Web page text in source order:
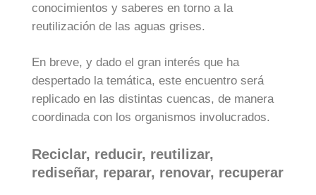
conocimientos y saberes en torno a la
reutilización de las aguas grises.
En breve, y dado el gran interés que ha
despertado la temática, este encuentro será
replicado en las distintas cuencas, de manera
coordinada con los organismos involucrados.
Reciclar, reducir, reutilizar,
rediseñar, reparar, renovar, recuperar